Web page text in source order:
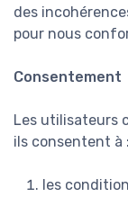
des
pour nous
Consentement
Les utilisateurs
ils consentent à :
les